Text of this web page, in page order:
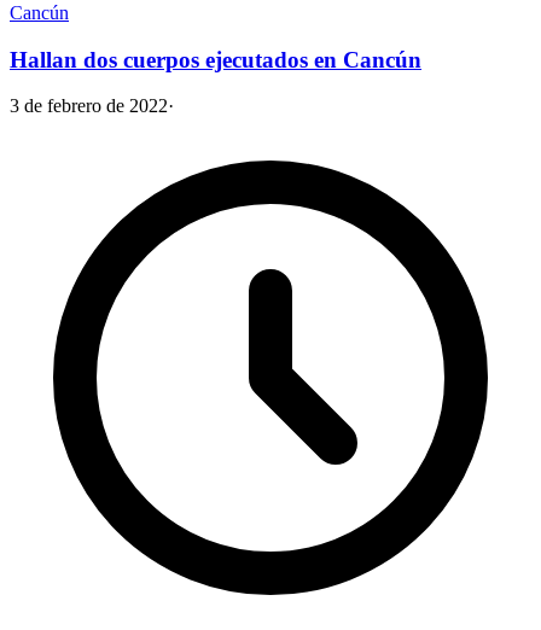
Cancún
Hallan dos cuerpos ejecutados en Cancún
3 de febrero de 2022·